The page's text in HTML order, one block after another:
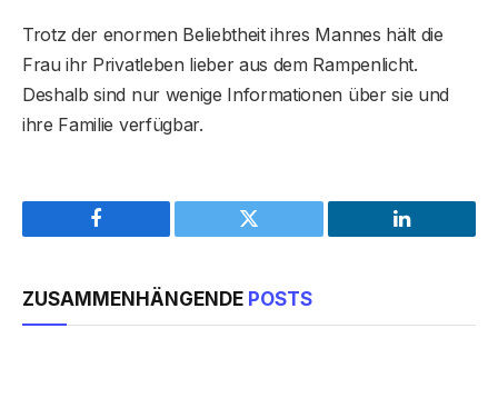
Trotz der enormen Beliebtheit ihres Mannes hält die
Frau ihr Privatleben lieber aus dem Rampenlicht.
Deshalb sind nur wenige Informationen über sie und
ihre Familie verfügbar.
Facebook Twitter LinkedIn
ZUSAMMENHÄNGENDE POSTS